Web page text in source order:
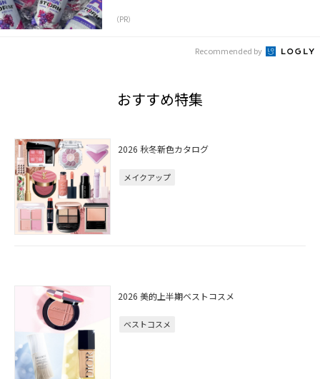
（PR）
Recommended by
おすすめ特集
2026 秋冬新色カタログ
メイクアップ
2026 美的上半期ベストコスメ
ベストコスメ